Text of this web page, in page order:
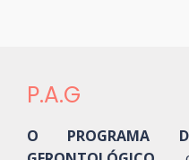
P.A.G
O PROGRAMA